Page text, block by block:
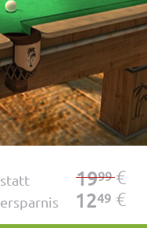
statt 1999€
ersparnis 1249 €